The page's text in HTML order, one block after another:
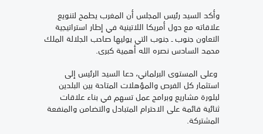
وأكد السيد رئيس المجلس أن المغرب يطمح لتنويع
علاقاته مع دول أمريكا اللاتينية في إطار استراتيجية
التعاون جنوب ـ جنوب التي يوليها صاحب الجلالة الملك
محمد السادس نصره الله أهمية كبرى.
وعلى المستوى البرلماني، دعا السيد الرئيس إلى
استثمار كل الفرص والمؤهلات المتاحة بين البلدين
لبلورة مشاريع وبرامج عمل تسهم في بناء علاقات
ثنائية قائمة على الاحترام المتبادل والتضامن والمنفعة
المشتركة.